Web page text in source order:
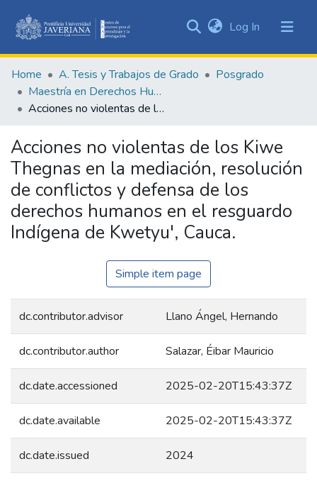
&
Collections
Statistics
Log In (current)
Home A. Tesis y Trabajos de Grado
Posgrado
Maestría en Derechos Humanos y Cultura de Paz
Acciones no violentas de los Kiwe Thegnas en la mediación, resolución de conflictos y defensa de los derechos humanos en el resguardo Indígena de Kwetyu', Cauca.
Acciones no violentas de los Kiwe
Thegnas en la mediación, resolución
de conflictos y defensa de los
derechos humanos en el resguardo
Indígena de Kwetyu', Cauca.
Simple item page
dc.contributor.advisor Llano Ángel, Hernando
dc.contributor.author Salazar, Éibar Mauricio
dc.date.accessioned 2025-02-20T15:43:37Z
dc.date.available 2025-02-20T15:43:37Z
dc.date.issued 2024